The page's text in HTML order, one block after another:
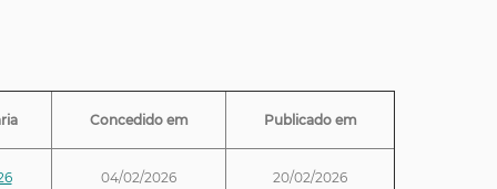
Concedido em Publicado em
04/02/2026 20/02/2026